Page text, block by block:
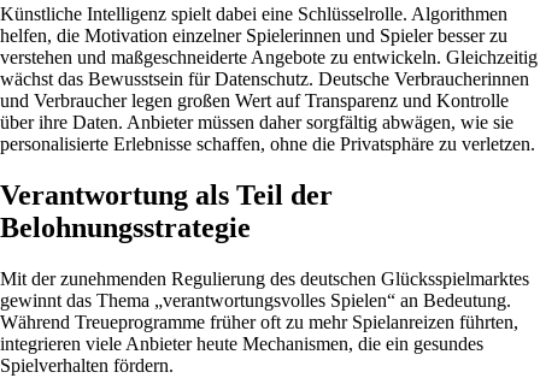
Künstliche Intelligenz spielt dabei eine Schlüsselrolle. Algorithmen
helfen, die Motivation einzelner Spielerinnen und Spieler besser zu
verstehen und maßgeschneiderte Angebote zu entwickeln. Gleichzeitig
wächst das Bewusstsein für Datenschutz. Deutsche Verbraucherinnen
und Verbraucher legen großen Wert auf Transparenz und Kontrolle
über ihre Daten. Anbieter müssen daher sorgfältig abwägen, wie sie
personalisierte Erlebnisse schaffen, ohne die Privatsphäre zu verletzen.
Verantwortung als Teil der
Belohnungsstrategie
Mit der zunehmenden Regulierung des deutschen Glücksspielmarktes
gewinnt das Thema „verantwortungsvolles Spielen“ an Bedeutung.
Während Treueprogramme früher oft zu mehr Spielanreizen führten,
integrieren viele Anbieter heute Mechanismen, die ein gesundes
Spielverhalten fördern.